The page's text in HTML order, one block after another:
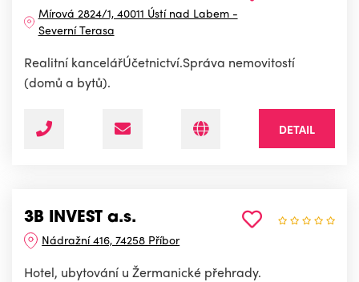
Mírová 2824/1, 40011 Ústí nad Labem -
Severní Terasa
Realitní kancelářÚčetnictví.Správa nemovitostí
(domů a bytů).
DETAIL
3B INVEST a.s.
Nádražní 416, 74258 Příbor
Hotel, ubytování u Žermanické přehrady.